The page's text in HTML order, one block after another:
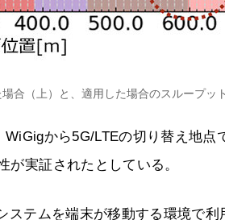
合（上）と、適用した場合のスループット
から5G/LTEの切り替え地点
実証されたとしている。
テムを端末が移動する環境で利